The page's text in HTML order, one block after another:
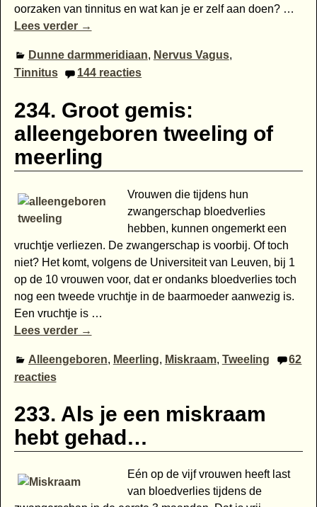
oorzaken van tinnitus en wat kan je er zelf aan doen? …
Lees verder →
Dunne darmmeridiaan, Nervus Vagus,
Tinnitus
144 reacties
234. Groot gemis:
alleengeboren tweeling of
meerling
Vrouwen die tijdens hun
zwangerschap bloedverlies
hebben, kunnen ongemerkt een
vruchtje verliezen. De zwangerschap is voorbij. Of toch
niet? Het komt, volgens de Universiteit van Leuven, bij 1
op de 10 vrouwen voor, dat er ondanks bloedverlies toch
nog een tweede vruchtje in de baarmoeder aanwezig is.
Een vruchtje is …
Lees verder →
Alleengeboren, Meerling, Miskraam, Tweeling
62
reacties
233. Als je een miskraam
hebt gehad…
Eén op de vijf vrouwen heeft last
van bloedverlies tijdens de